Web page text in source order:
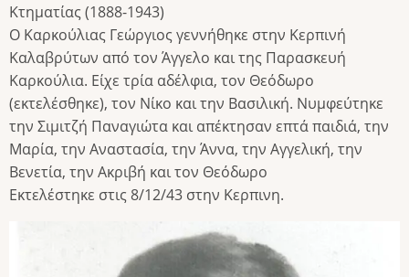
Κτηματίας (1888-1943)
Ο Καρκούλιας Γεώργιος γεννήθηκε στην Κερπινή
Καλαβρύτων από τον Άγγελο και της Παρασκευή
Καρκούλια. Είχε τρία αδέλφια, τον Θεόδωρο
(εκτελέσθηκε), τον Νίκο και την Βασιλική. Νυμφεύτηκε
την Σιμιτζή Παναγιώτα και απέκτησαν επτά παιδιά, την
Μαρία, την Αναστασία, την Άννα, την Αγγελική, την
Βενετία, την Ακριβή και τον Θεόδωρο
Εκτελέστηκε στις 8/12/43 στην Κερπινη.